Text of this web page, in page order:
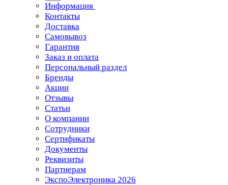
Информация
Контакты
Доставка
Самовывоз
Гарантия
Заказ и оплата
Персональный раздел
Бренды
Акции
Отзывы
Статьи
О компании
Сотрудники
Сертификаты
Документы
Реквизиты
Партнерам
ЭкспоЭлектроника 2026